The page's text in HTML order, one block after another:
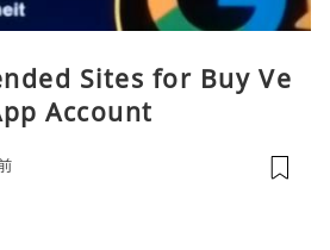
Sites for Buy Ve
Account